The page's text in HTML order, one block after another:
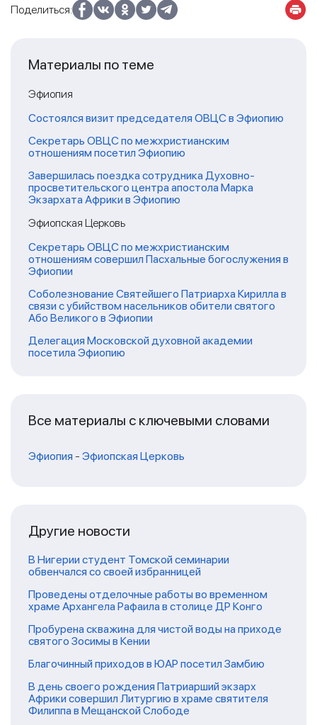
Поделиться:
Материалы по теме
Эфиопия
Состоялся визит председателя ОВЦС в Эфиопию
Секретарь ОВЦС по межхристианским
отношениям посетил Эфиопию
Завершилась поездка сотрудника Духовно-
просветительского центра апостола Марка
Экзархата Африки в Эфиопию
Эфиопская Церковь
Секретарь ОВЦС по межхристианским
отношениям совершил Пасхальные богослужения в
Эфиопии
Соболезнование Святейшего Патриарха Кирилла в
связи с убийством насельников обители святого
Або Великого в Эфиопии
Делегация Московской духовной академии
посетила Эфиопию
Все материалы с ключевыми словами
Эфиопия - Эфиопская Церковь
Другие новости
В Нигерии студент Томской семинарии
обвенчался со своей избранницей
Проведены отделочные работы во временном
храме Архангела Рафаила в столице ДР Конго
Пробурена скважина для чистой воды на приходе
святого Зосимы в Кении
Благочинный приходов в ЮАР посетил Замбию
В день своего рождения Патриарший экзарх
Африки совершил Литургию в храме святителя
Филиппа в Мещанской Слободе